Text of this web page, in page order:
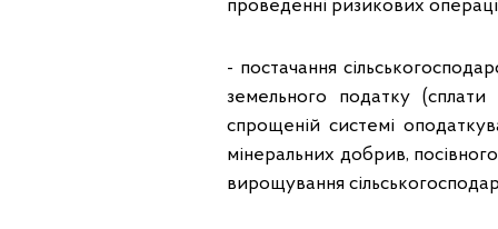
проведенні ризикових
- постачання
земельного податку
спрощенiй системi
мiнеральних добрив,
вирощування